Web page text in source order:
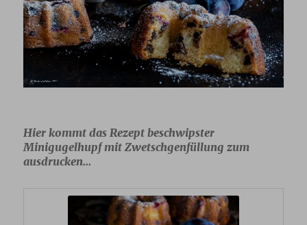
Hier kommt das Rezept beschwipster
Minigugelhupf mit Zwetschgenfüllung zum
ausdrucken…